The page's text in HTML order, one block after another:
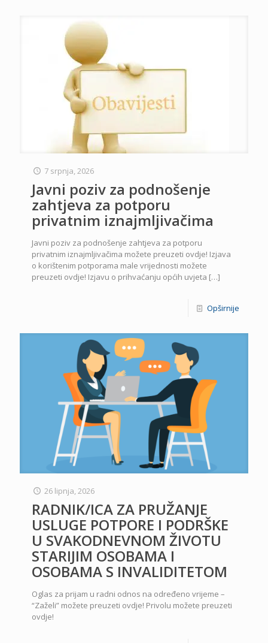
7 srpnja, 2026
Javni poziv za podnošenje
zahtjeva za potporu
privatnim iznajmljivačima
Javni poziv za podnošenje zahtjeva za potporu
privatnim iznajmljivačima možete preuzeti ovdje! Izjava
o korištenim potporama male vrijednosti možete
preuzeti ovdje! Izjavu o prihvaćanju općih uvjeta […]
Opširnije
26 lipnja, 2026
RADNIK/ICA ZA PRUŽANJE
USLUGE POTPORE I PODRŠKE
U SVAKODNEVNOM ŽIVOTU
STARIJIM OSOBAMA I
OSOBAMA S INVALIDITETOM
Oglas za prijam u radni odnos na određeno vrijeme –
“Zaželi” možete preuzeti ovdje! Privolu možete preuzeti
ovdje!